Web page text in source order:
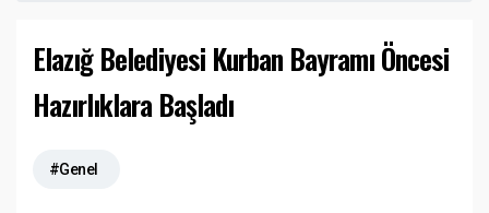
Elazığ Belediyesi Kurban Bayramı Öncesi
Hazırlıklara Başladı
#Genel